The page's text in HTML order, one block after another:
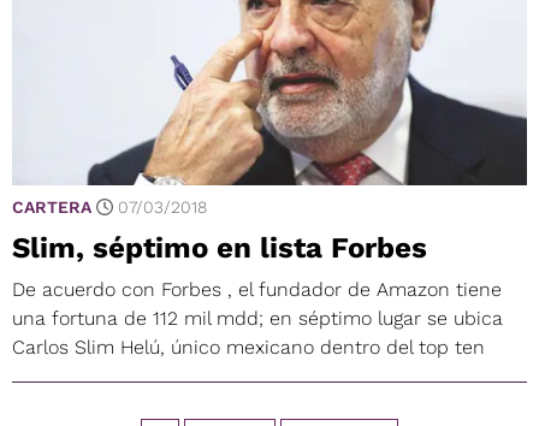
CARTERA 07/03/2018
Slim, séptimo en lista Forbes
De acuerdo con Forbes , el fundador de Amazon tiene
una fortuna de 112 mil mdd; en séptimo lugar se ubica
Carlos Slim Helú, único mexicano dentro del top ten